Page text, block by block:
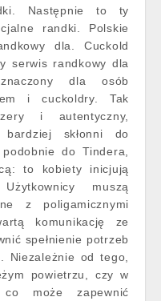
Następnie to ty
randki. Polskie
dla. Cuckold
serwis randkowy dla
dla osób
i cuckoldry. Tak
i autentyczny,
skłonni do
do Tindera,
to kobiety inicjują
muszą
z poligamicznymi
komunikację ze
spełnienie potrzeb
Niezależnie od tego,
powietrzu, czy w
może zapewnić